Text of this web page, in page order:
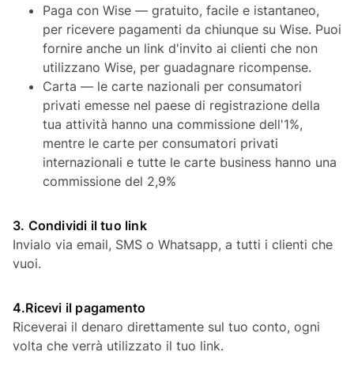
Paga con Wise — gratuito, facile e istantaneo,
per ricevere pagamenti da chiunque su Wise. Puoi
fornire anche un link d'invito ai clienti che non
utilizzano Wise, per guadagnare ricompense.
Carta — le carte nazionali per consumatori
privati emesse nel paese di registrazione della
tua attività hanno una commissione dell'1%,
mentre le carte per consumatori privati
internazionali e tutte le carte business hanno una
commissione del 2,9%
3. Condividi il tuo link
Invialo via email, SMS o Whatsapp, a tutti i clienti che
vuoi.
4.Ricevi il pagamento
Riceverai il denaro direttamente sul tuo conto, ogni
volta che verrà utilizzato il tuo link.